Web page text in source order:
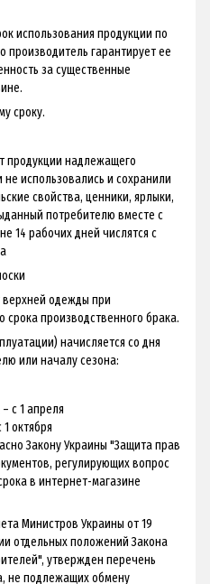
использования продукции по
производитель гарантирует ее
за существенные
сроку.
продукции надлежащего
использовались и сохранили
свойства, ценники, ярлыки,
потребителю вместе с
14 рабочих дней числятся с
верхней одежды при
производственного брака.
начисляется со дня
или началу сезона:
с 1 апреля
октября
Закону Украины "Защита прав
регулирующих вопрос
в интернет-магазине
Министров Украины от 19
отдельных положений Закона
утвержден перечень
не подлежащих обмену